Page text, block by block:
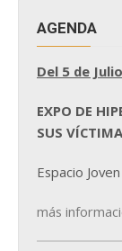
AGENDA
Del 5 de
EXPO DE
SUS
Espacio
más